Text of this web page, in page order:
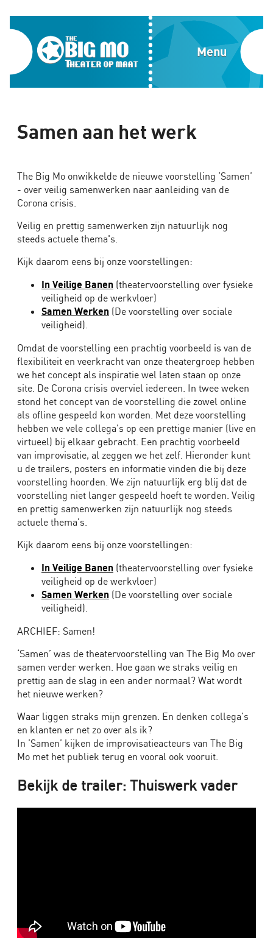
The
Theater
maat
Menu
Samen aan het werk
The Big Mo onwikkelde de nieuwe voorstelling ‘Samen’
- over veilig samenwerken naar aanleiding van de
Corona crisis.
Veilig en prettig samenwerken zijn natuurlijk nog
steeds actuele thema's.
Kijk daarom eens bij onze voorstellingen:
In Veilige Banen (theatervoorstelling over fysieke
veiligheid op de werkvloer)
Samen Werken (De voorstelling over sociale
veiligheid).
Omdat de voorstelling een prachtig voorbeeld is van de
flexibiliteit en veerkracht van onze theatergroep hebben
we het concept als inspiratie wel laten staan op onze
site. De Corona crisis overviel iedereen. In twee weken
stond het concept van de voorstelling die zowel online
als ofline gespeeld kon worden. Met deze voorstelling
hebben we vele collega's op een prettige manier (live en
virtueel) bij elkaar gebracht. Een prachtig voorbeeld
van improvisatie, al zeggen we het zelf. Hieronder kunt
u de trailers, posters en informatie vinden die bij deze
voorstelling hoorden. We zijn natuurlijk erg blij dat de
voorstelling niet langer gespeeld hoeft te worden. Veilig
en prettig samenwerken zijn natuurlijk nog steeds
actuele thema's.
Kijk daarom eens bij onze voorstellingen:
In Veilige Banen (theatervoorstelling over fysieke
veiligheid op de werkvloer)
Samen Werken (De voorstelling over sociale
veiligheid).
ARCHIEF: Samen!
‘Samen’ was de theatervoorstelling van The Big Mo over
samen verder werken. Hoe gaan we straks veilig en
prettig aan de slag in een ander normaal? Wat wordt
het nieuwe werken?
Waar liggen straks mijn grenzen. En denken collega’s
en klanten er net zo over als ik?
In ’Samen’ kijken de improvisatieacteurs van The Big
Mo met het publiek terug en vooral ook vooruit.
Bekijk de trailer: Thuiswerk vader
Home
Blog
Over
Contact
Impactvol
theater
op
maat
voor
events
trainingen
Mo
Theatersport
als
Bedrijfstheater
Match
Theatervoorstelling
voor
de
zorg
klanten
over
The
Eerlijk
Gezegd:
De
over
integriteit
voor
uw
organisatie
Bedrijfstheater
theater
bedrijven